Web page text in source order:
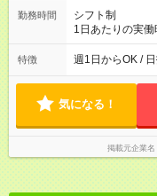
勤務時間
シフト制
1日あたりの実
の間で8時間勤務（休憩
なし ＊＊ 勤務時間例 ＊＊ ■8時から17時 ■9時から18時 ■10
定（毎週同じ曜
特徴 週1日からOK /
気になる！
掲載元企業名